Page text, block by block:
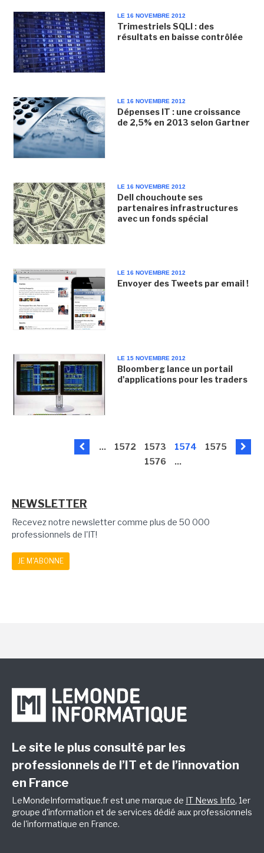
LE 16 NOVEMBRE 2012
Trimestriels SQLI : des
résultats en baisse contrôlée
LE 16 NOVEMBRE 2012
Dépenses IT : une croissance
de 2,5% en 2013 selon Gartner
LE 16 NOVEMBRE 2012
Dell chouchoute ses
partenaires infrastructures
avec un fonds spécial
LE 16 NOVEMBRE 2012
Envoyer des Tweets par email !
LE 15 NOVEMBRE 2012
Bloomberg lance un portail
d'applications pour les traders
... 1572 1573 1574
1575
1576
...
NEWSLETTER
Recevez notre newsletter comme plus de 50 000
professionnels de l'IT!
JE M'ABONNE
Le site le plus consulté par les
professionnels de l’IT et de l’innovation
en France
LeMondeInformatique.fr est une marque de IT News Info, 1er
groupe d'information et de services dédié aux professionnels
de l'informatique en France.